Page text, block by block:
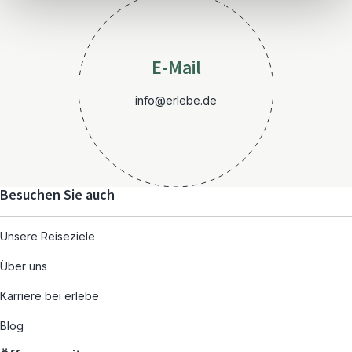
E-Mail
info@erlebe.de
Besuchen Sie auch
Unsere Reiseziele
Über uns
Karriere bei erlebe
Blog